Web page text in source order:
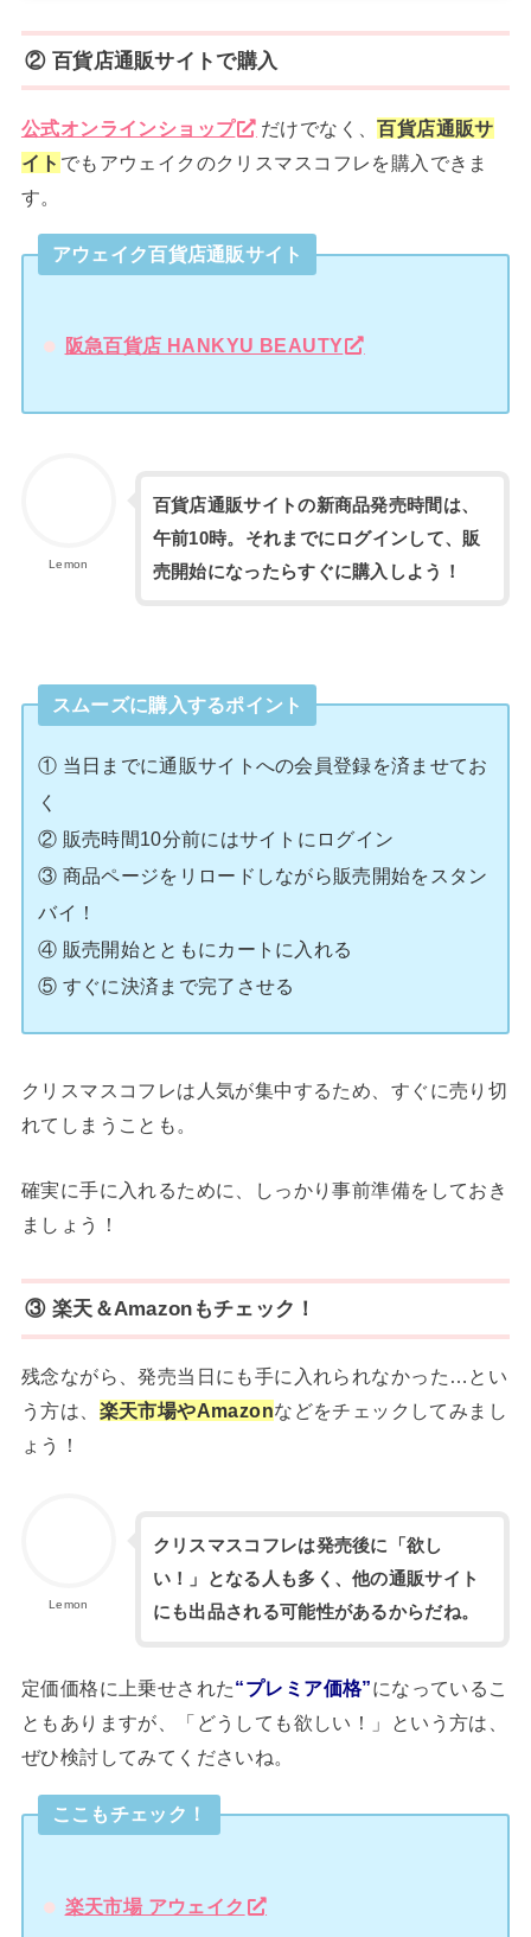
② 百貨店通販サイトで購入
公式オンラインショップ だけでなく、百貨店通販サ
イト でもアウェイクのクリスマスコフレを購入できま
す。
アウェイク百貨店通販サイト
阪急百貨店 HANKYU BEAUTY
Lemon
百貨店通販サイトの新商品発売時間は、
午前10時。それまでにログインして、販
売開始になったらすぐに購入しよう！
スムーズに購入するポイント
① 当日までに通販サイトへの会員登録を済ませてお
く
② 販売時間10分前にはサイトにログイン
③ 商品ページをリロードしながら販売開始をスタン
バイ！
④ 販売開始とともにカートに入れる
⑤ すぐに決済まで完了させる
クリスマスコフレは人気が集中するため、すぐに売り切
れてしまうことも。
確実に手に入れるために、しっかり事前準備をしておき
ましょう！
③ 楽天＆Amazonもチェック！
残念ながら、発売当日にも手に入れられなかった…とい
う方は、 楽天市場やAmazonなどをチェックしてみまし
ょう！
Lemon
クリスマスコフレは発売後に「欲し
い！」となる人も多く、他の通販サイト
にも出品される可能性があるからだね。
定価価格に上乗せされた“プレミア価格”になっているこ
ともありますが、「どうしても欲しい！」という方は、
ぜひ検討してみてくださいね。
ここもチェック！
楽天市場 アウェイク